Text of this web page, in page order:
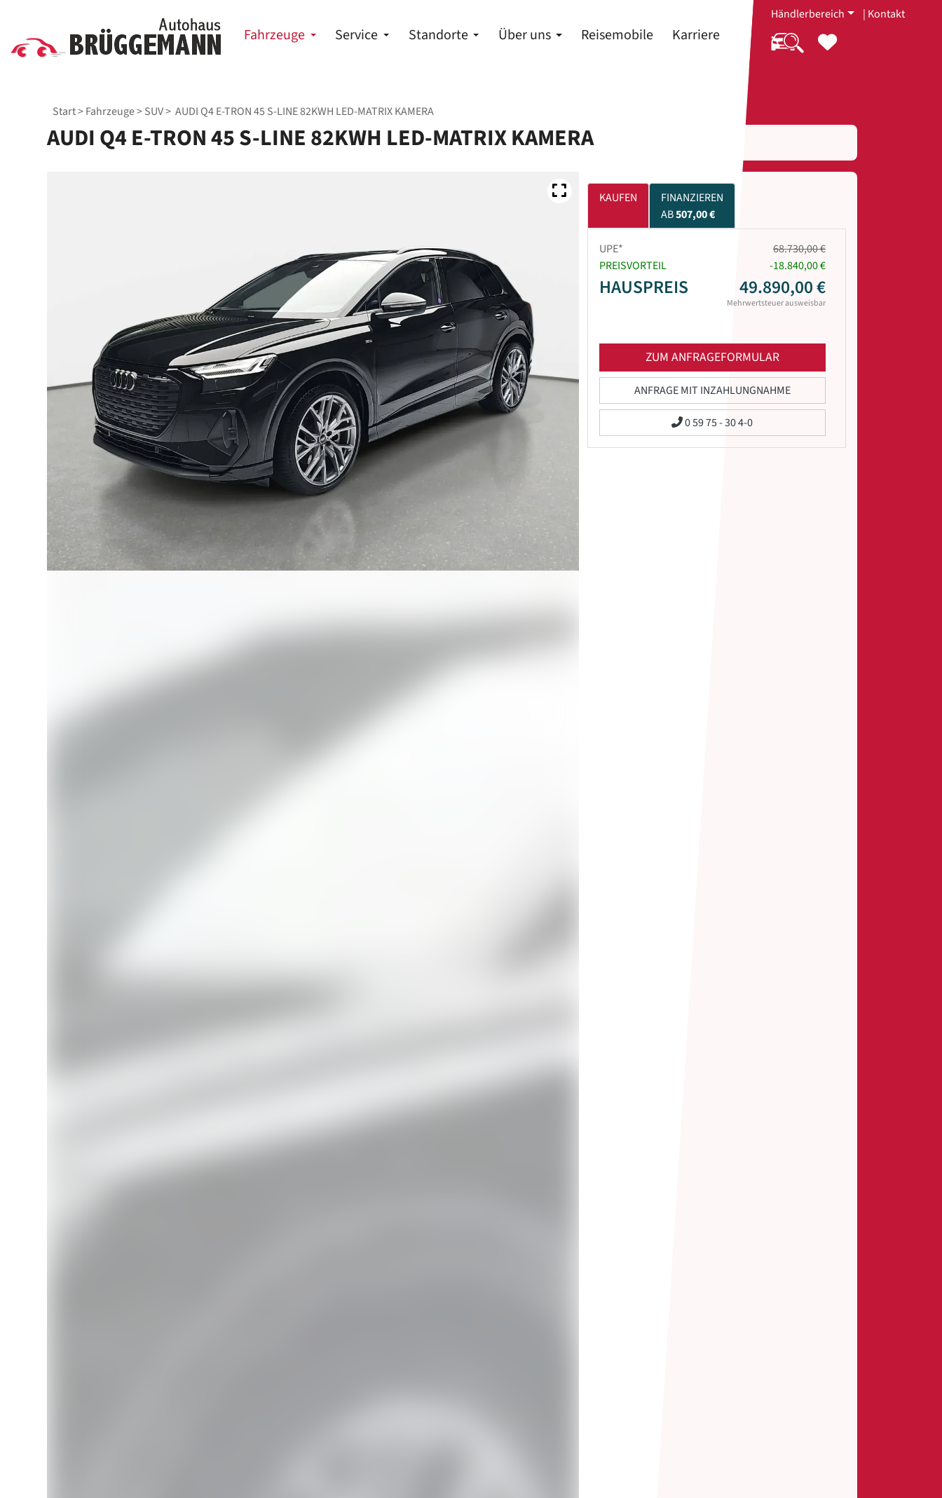
Fahrzeuge Service Standorte Über uns Reisemobile Karriere
Händlerbereich | Kontakt
Start>Fahrzeuge>SUV> AUDI Q4 E-TRON 45 S-LINE 82KWH LED-MATRIX KAMERA
AUDI Q4 E-TRON 45 S-LINE 82KWH LED-MATRIX KAMERA
KAUFEN
FINANZIEREN
AB507,00 €
UPE*
68.730,00 €
PREISVORTEIL
-18.840,00 €
HAUSPREIS 49.890,00 €
Mehrwertsteuer ausweisbar
ZUM ANFRAGEFORMULAR
ANFRAGE MIT INZAHLUNGNAHME
0 59 75 - 30 4-0